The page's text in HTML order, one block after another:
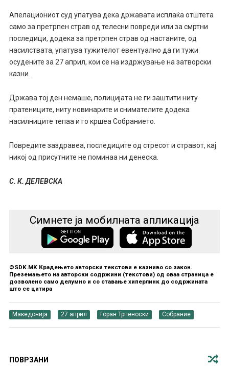
Апелациониот суд упатува дека државата исплаќа отштета
само за претрпен страв од телесни повреди или за смртни
последици, додека за претрпен страв од настаните, од
насилствата, упатува тужителот евентуално да ги тужи
осудените за 27 април, кои се на издржување на затворски
казни.
Држава тој ден немаше, полицијата не ги заштити ниту
пратениците, ниту новинарите и снимателите додека
насилниците тепаа и го кршеа Собранието.
Повредите заздравеа, последиците од стресот и стравот, кај
никој од присутните не поминаа ни денеска.
С. К. ДЕЛЕВСКА
Симнете ја мобилната апликација
©SDK.MK Крадењето авторски текстови е казниво со закон.
Преземањето на авторски содржини (текстови) од оваа страница е
дозволено само делумно и со ставање хиперлинк до содржината
што се цитира
Македонија 27 април Горан Трпеноски Собрание
ПОВРЗАНИ